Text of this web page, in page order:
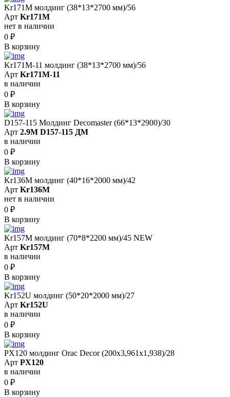
Kr171M молдинг (38*13*2700 мм)/56
Арт Kr171M
нет в наличии
0 ₽
В корзину
Kr171M-11 молдинг (38*13*2700 мм)/56
Арт Kr171M-11
в наличии
0 ₽
В корзину
D157-115 Молдинг Decomaster (66*13*2900)/30
Арт 2.9M D157-115 ДМ
в наличии
0 ₽
В корзину
Kr136M молдинг (40*16*2000 мм)/42
Арт Kr136M
нет в наличии
0 ₽
В корзину
Kr157M молдинг (70*8*2200 мм)/45 NEW
Арт Kr157M
в наличии
0 ₽
В корзину
Kr152U молдинг (50*20*2000 мм)/27
Арт Kr152U
в наличии
0 ₽
В корзину
PX120 молдинг Orac Decor (200x3,961x1,938)/28
Арт PX120
в наличии
0 ₽
В корзину